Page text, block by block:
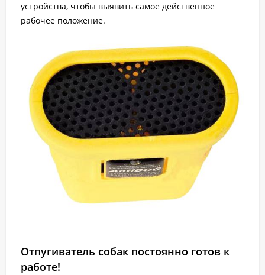
устройства, чтобы выявить самое действенное
рабочее положение.
Отпугиватель собак постоянно готов к
работе!